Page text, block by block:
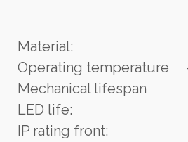
Material:
Operating temperature -
Mechanical lifespan
LED life:
IP rating front: